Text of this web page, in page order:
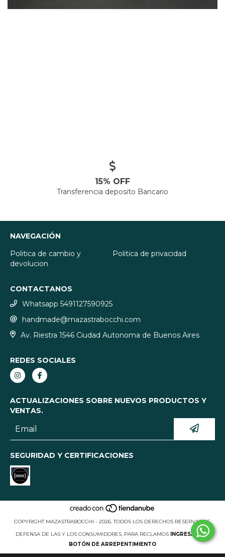
15% OFF
Transferencia deposito Bancario
NAVEGACIÓN
Politica de cambio y
devolucion
Politica de privacidad
CONTACTANOS
Whatsapp 5491127590925
handmade@mazastrabocchi.com
Av. Riestra 1546 Ciudad Autonoma de Buenos Aires
REDES SOCIALES
ACTUALIZACIONES SOBRE NUEVOS PRODUCTOS Y
VENTAS.
SEGURIDAD Y CERTIFICACIONES
COPYRIGHT MAZASTRABOCCHI - 2026. TODOS LOS DERECHOS RESERVADOS.
DEFENSA DE LAS Y LOS CONSUMIDORES. PARA RECLAMOS INGRESÁ ACÁ.
BOTÓN DE ARREPENTIMIENTO